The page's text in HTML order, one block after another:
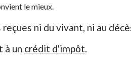
le mieux.
ni du vivant, ni au
à un crédit d'impôt.